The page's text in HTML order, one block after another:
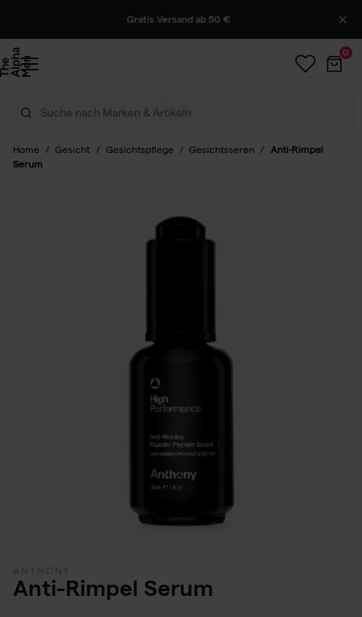
Gratis Versand ab 50 €
0
Home / Gesicht / Gesichtspflege / Gesichtsseren /
Anti-Rimpel
Serum
ANTHONY
Anti-Rimpel Serum